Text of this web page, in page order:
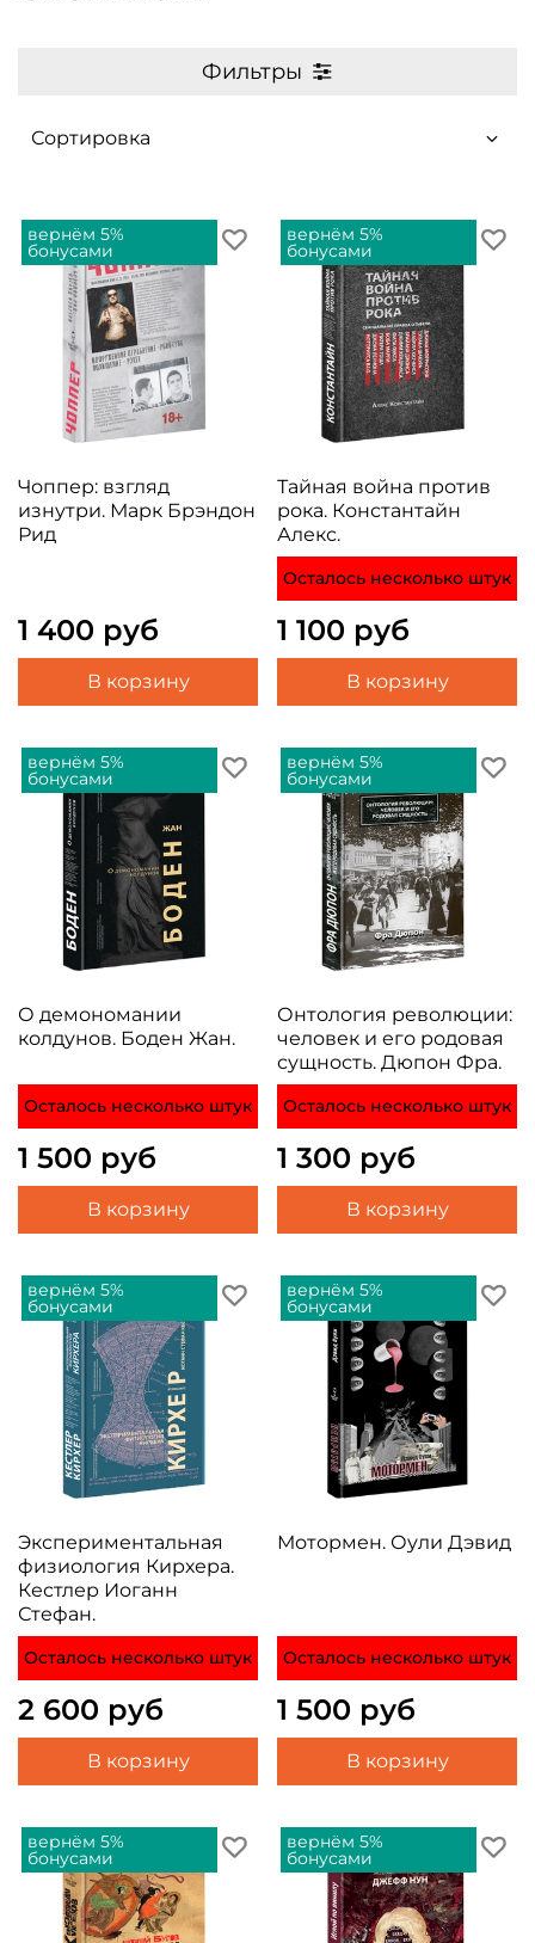
Фильтры
вернём 5%
бонусами
Чоппер: взгляд
изнутри. Марк Брэндон
Рид
1 400 руб
В корзину
вернём 5%
бонусами
Тайная война против
рока. Константайн
Алекс.
Осталось несколько штук
1 100 руб
В корзину
вернём 5%
бонусами
О демономании
колдунов. Боден Жан.
Осталось несколько штук
1 500 руб
В корзину
вернём 5%
бонусами
Онтология революции:
человек и его родовая
сущность. Дюпон Фра.
Осталось несколько штук
1 300 руб
В корзину
вернём 5%
бонусами
Экспериментальная
физиология Кирхера.
Кестлер Иоганн
Стефан.
Осталось несколько штук
2 600 руб
В корзину
вернём 5%
бонусами
Мотормен. Оули Дэвид
Осталось несколько штук
1 500 руб
В корзину
вернём 5%
бонусами
вернём 5%
бонусами